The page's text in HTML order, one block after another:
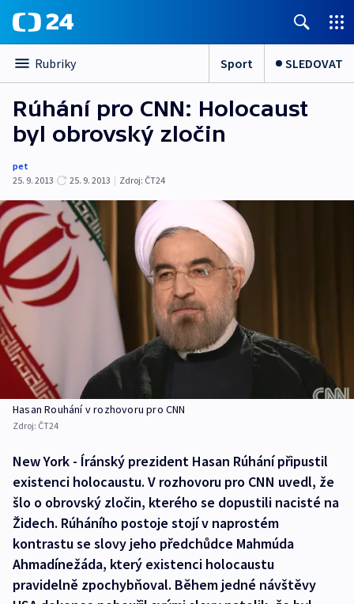
Rubriky Sport SLEDOVAT
Rúhání pro CNN: Holocaust
byl obrovský zločin
pet
25. 9. 2013
25. 9. 2013 | Zdroj: ČT24
Hasan Rouhání v rozhovoru pro CNN
Zdroj: ČT24
New York - Íránský prezident Hasan Rúhání připustil
existenci holocaustu. V rozhovoru pro CNN uvedl, že
šlo o obrovský zločin, kterého se dopustili nacisté na
Židech. Rúháního postoje stojí v naprostém
kontrastu se slovy jeho předchůdce Mahmúda
Ahmadínežáda, který existenci holocaustu
pravidelně zpochybňoval. Během jedné návštěvy